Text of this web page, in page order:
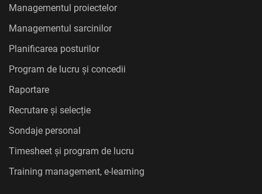
Managementul proiectelor
Managementul sarcinilor
Planificarea posturilor
Program de lucru și concedii
Raportare
Recrutare și selecție
Sondaje personal
Timesheet și program de lucru
Training management, e-learning